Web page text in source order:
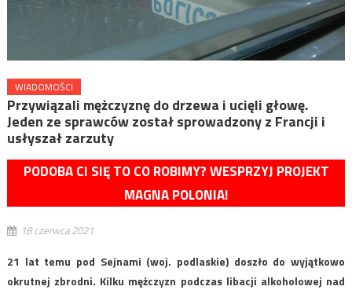
WIADOMOŚCI
Przywiązali mężczyznę do drzewa i ucięli głowę.
Jeden ze sprawców został sprowadzony z Francji i
usłyszał zarzuty
PODOBA CI SIĘ TO CO ROBIMY? WESPRZYJ PROJEKT
MAGNA POLONIA!
18 czerwca 2021
21 lat temu pod Sejnami (woj. podlaskie) doszło do wyjątkowo
okrutnej zbrodni. Kilku mężczyzn podczas libacji alkoholowej nad